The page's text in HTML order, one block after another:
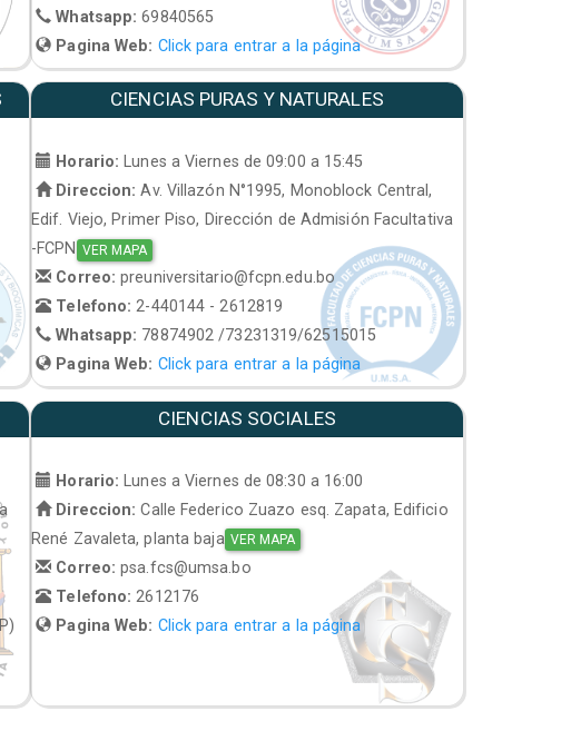
Whatsapp:69840565
Pagina Web: Click para entrar a la página
CIENCIAS PURAS Y NATURALES
Horario: Lunes a Viernes de 09:00 a 15:45
Direccion: Av. Villazón N°1995, Monoblock Central,
Edif. Viejo, Primer Piso, Dirección de Admisión Facultativa
-FCPN VER MAPA
Correo:preuniversitario@fcpn.edu.bo
Telefono:2-440144 - 2612819
Whatsapp: 78874902 /73231319/62515015
Pagina Web: Click para entrar a la página
CIENCIAS SOCIALES
Horario:
Lunes a Viernes de 08:30 a 16:00
Direccion: Calle Federico Zuazo esq. Zapata, Edificio
René Zavaleta, planta baja VER MAPA
Correo:psa.fcs@umsa.bo
Telefono: 2612176
Pagina Web: Click para entrar a la página